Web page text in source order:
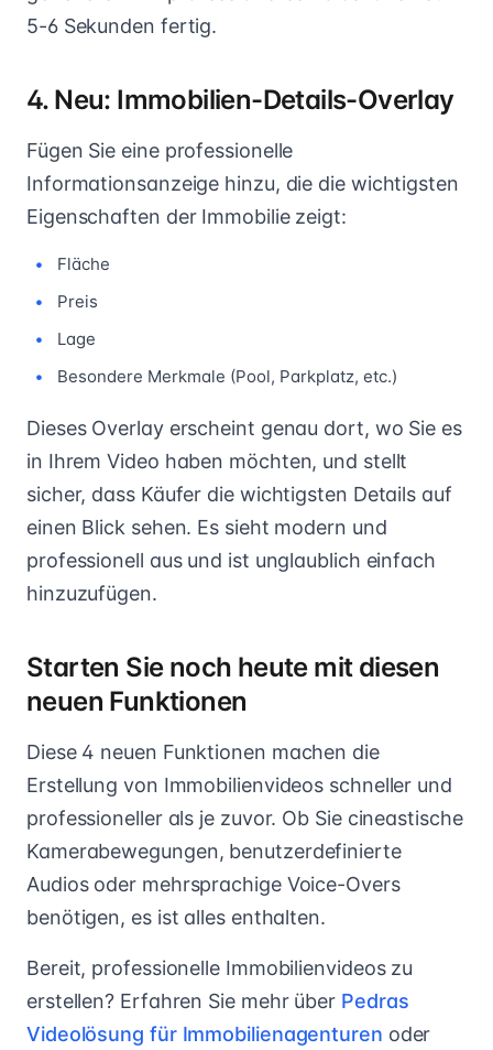
5-6 Sekunden fertig.
4. Neu: Immobilien-Details-Overlay
Fügen Sie eine professionelle
Informationsanzeige hinzu, die die wichtigsten
Eigenschaften der Immobilie zeigt:
Fläche
Preis
Lage
Besondere Merkmale (Pool, Parkplatz, etc.)
Dieses Overlay erscheint genau dort, wo Sie es
in Ihrem Video haben möchten, und stellt
sicher, dass Käufer die wichtigsten Details auf
einen Blick sehen. Es sieht modern und
professionell aus und ist unglaublich einfach
hinzuzufügen.
Starten Sie noch heute mit diesen
neuen Funktionen
Diese 4 neuen Funktionen machen die
Erstellung von Immobilienvideos schneller und
professioneller als je zuvor. Ob Sie cineastische
Kamerabewegungen, benutzerdefinierte
Audios oder mehrsprachige Voice-Overs
benötigen, es ist alles enthalten.
Bereit, professionelle Immobilienvideos zu
erstellen? Erfahren Sie mehr über Pedras
Videolösung für Immobilienagenturen oder